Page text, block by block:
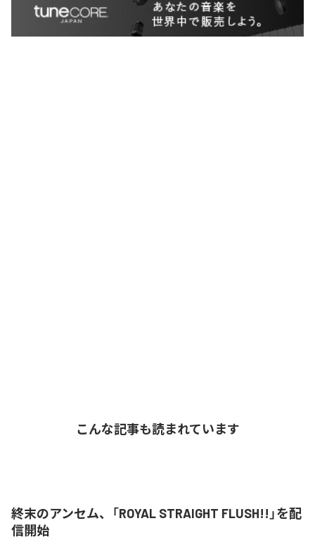
こんな記事も読まれています
終末のアンセム、「ROYAL STRAIGHT FLUSH!!」を配
信開始